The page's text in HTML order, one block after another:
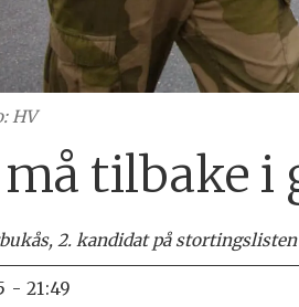
HV
tilbake i
2. kandidat på
- 21:49